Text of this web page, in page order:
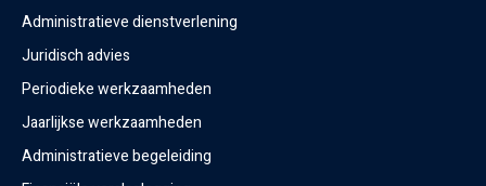
Administratieve dienstverlening
Juridisch advies
Periodieke werkzaamheden
Jaarlijkse werkzaamheden
Administratieve begeleiding